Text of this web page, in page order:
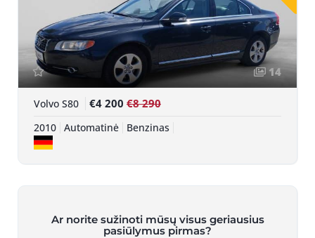
14
Volvo S80 €4 200 €8 290
2010 Automatinė Benzinas
Ar norite sužinoti mūsų visus geriausius
pasiūlymus pirmas?